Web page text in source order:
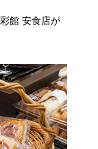
館 安食店が